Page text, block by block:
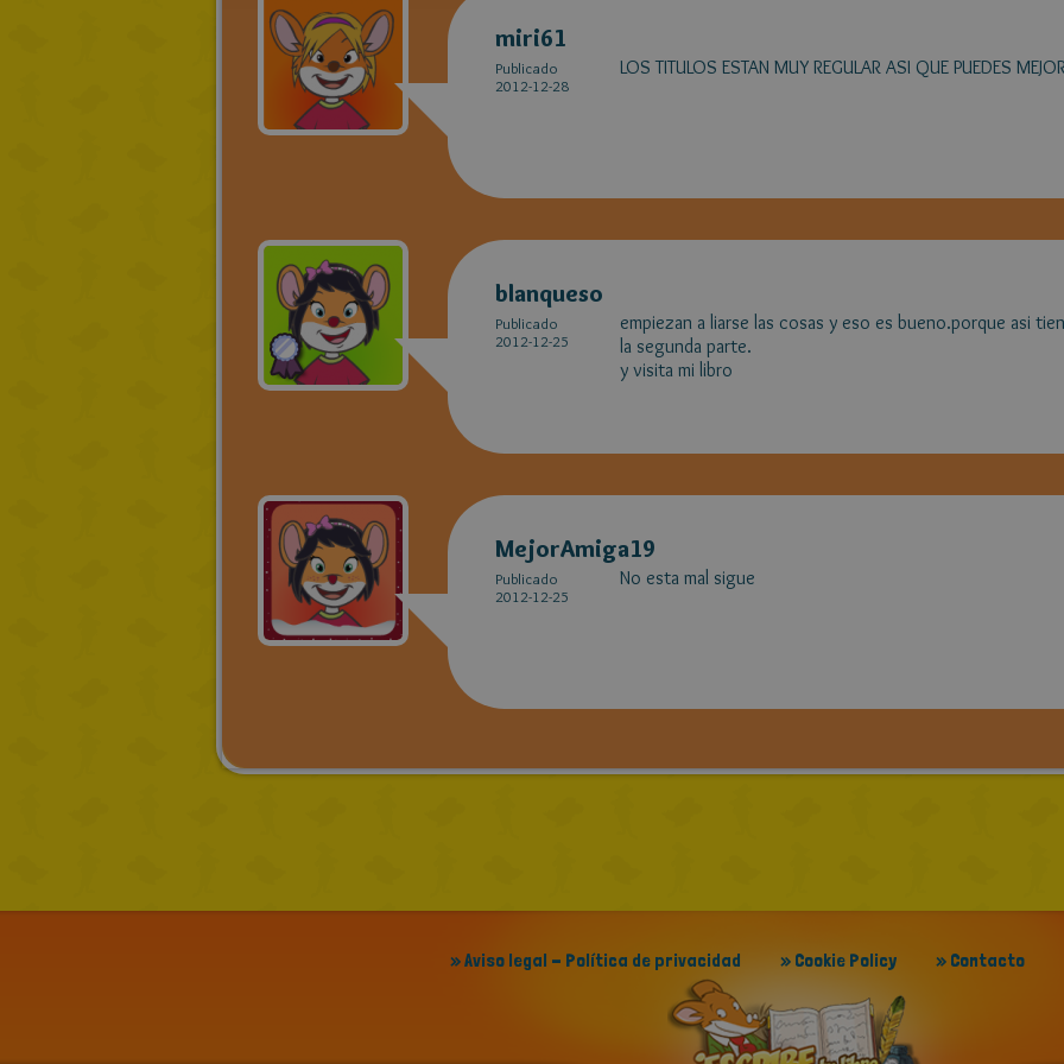
miri61
Publicado
2012-12-28
LOS TITULOS ESTAN MUY REGULAR ASI QUE PUEDES
blanqueso
Publicado
2012-12-25
empiezan a liarse las cosas y eso es bueno.porque asi
la segunda parte.
y visita mi libro
MejorAmiga19
Publicado
2012-12-25
No esta mal sigue
» Aviso legal - Política de privacidad » Cookie Policy » Contacto